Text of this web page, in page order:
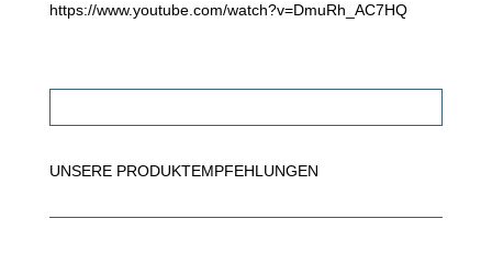
https://www.youtube.com/watch?v=DmuRh_AC7HQ
UNSERE PRODUKTEMPFEHLUNGEN